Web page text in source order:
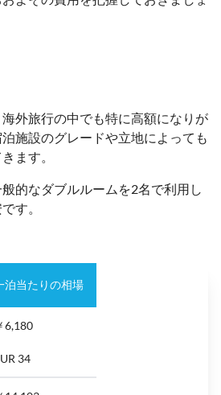
外旅行の中でも特に高額になりが
施設のグレードや立地によっても
ます。
的なダブルルームを2名で利用し
す。
泊当たりの相場
6,180
34